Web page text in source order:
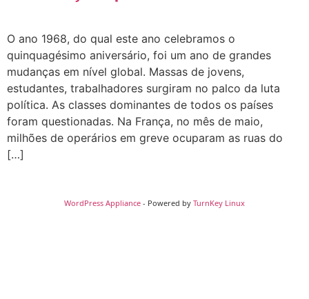
O ano 1968, do qual este ano celebramos o
quinquagésimo aniversário, foi um ano de grandes
mudanças em nível global. Massas de jovens,
estudantes, trabalhadores surgiram no palco da luta
política. As classes dominantes de todos os países
foram questionadas. Na França, no mês de maio,
milhões de operários em greve ocuparam as ruas do
[…]
WordPress Appliance - Powered by TurnKey Linux